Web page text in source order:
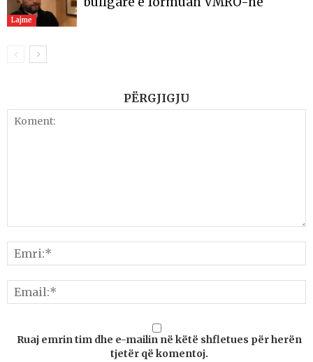
Lajme
PËRGJIGJU
Ruaj emrin tim dhe e-mailin në këtë shfletues për herën
tjetër që komentoj.